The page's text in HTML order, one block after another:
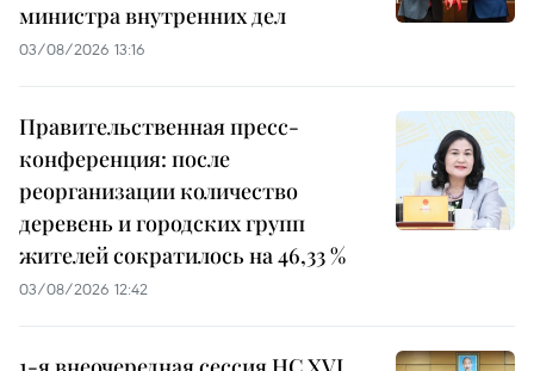
министра внутренних дел
03/08/2026 13:16
Правительственная пресс-
конференция: после
реорганизации количество
деревень и городских групп
жителей сократилось на 46,33 %
03/08/2026 12:42